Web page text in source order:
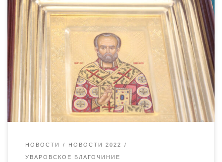
19 декабря, в день памяти святителя Николая, архиепископа
Мир Ликийских, чудотворца, епископ Уваровский и
Кирсановский Игнатий совершил Божественную литургию в
Христорождественском кафедральном соборе города Уварово.
Его Преосвященству сослужили клирики
Христорождественского кафедрального собора: священник
Виктор Кончаков, священник Владимир Васильев, иеромонах
Питирим (Сухов) и диакон Сергий Демидов. В завершение
богослужения глава Уваровской епархии обратился к
верующим […]
НОВОСТИ НОВОСТИ 2022
УВАРОВСКОЕ БЛАГОЧИНИЕ